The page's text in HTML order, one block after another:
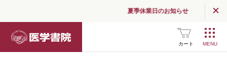
夏季休業日のお知らせ
カート